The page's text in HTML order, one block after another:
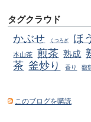
タグクラウド
かぶせ くつろぎ ほ
本山茶 煎茶 熟成
茶 釜炒り 香り 馥
このブログを購読